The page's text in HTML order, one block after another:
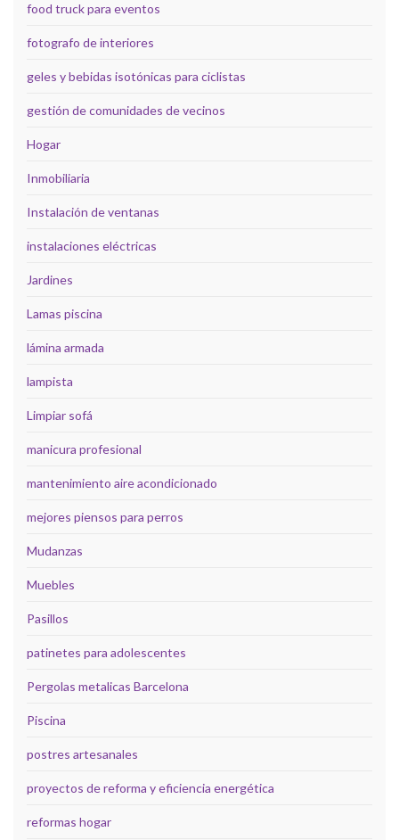
food truck para eventos
fotografo de interiores
geles y bebidas isotónicas para ciclistas
gestión de comunidades de vecinos
Hogar
Inmobiliaria
Instalación de ventanas
instalaciones eléctricas
Jardines
Lamas piscina
lámina armada
lampista
Limpiar sofá
manicura profesional
mantenimiento aire acondicionado
mejores piensos para perros
Mudanzas
Muebles
Pasillos
patinetes para adolescentes
Pergolas metalicas Barcelona
Piscina
postres artesanales
proyectos de reforma y eficiencia energética
reformas hogar